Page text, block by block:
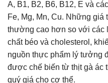
A, B1, B2, B6, B12, E và
Fe, Mg, Mn, Cu. Những
thường cao hơn so với các
chất béo và cholesterol,
nguồn thực phẩm lý tưởng
được chế biến từ thịt gà ác
quý giá cho cơ thể.